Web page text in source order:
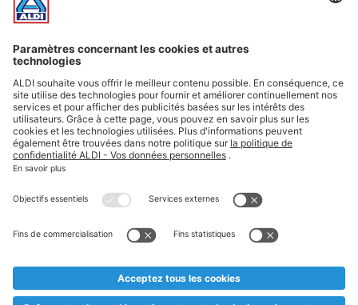
Infos essentielles
Suivez ALDI Belgique
Textes marqués d'un astérisque et mentions légales
* Nous vendons ces articles temporairement et jusqu'à
au cas où, malgré le planning bien étudié, nous serions
prématurément en rupture de stock. Prix Recupel et TVA incl.
** Sur ce site, l’utilisation de la forme masculine a été adoptée